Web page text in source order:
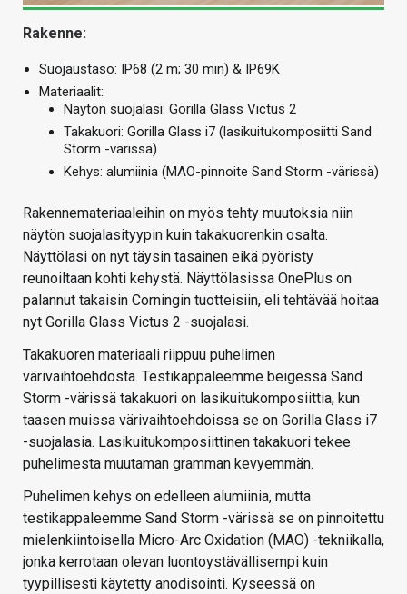
Rakenne:
Suojaustaso: IP68 (2 m; 30 min) & IP69K
Materiaalit:
Näytön suojalasi: Gorilla Glass Victus 2
Takakuori: Gorilla Glass i7 (lasikuitukomposiitti Sand
Storm -värissä)
Kehys: alumiinia (MAO-pinnoite Sand Storm -värissä)
Rakennemateriaaleihin on myös tehty muutoksia niin
näytön suojalasityypin kuin takakuorenkin osalta.
Näyttölasi on nyt täysin tasainen eikä pyöristy
reunoiltaan kohti kehystä. Näyttölasissa OnePlus on
palannut takaisin Corningin tuotteisiin, eli tehtävää hoitaa
nyt Gorilla Glass Victus 2 -suojalasi.
Takakuoren materiaali riippuu puhelimen
värivaihtoehdosta. Testikappaleemme beigessä Sand
Storm -värissä takakuori on lasikuitukomposiittia, kun
taasen muissa värivaihtoehdoissa se on Gorilla Glass i7
-suojalasia. Lasikuitukomposiittinen takakuori tekee
puhelimesta muutaman gramman kevyemmän.
Puhelimen kehys on edelleen alumiinia, mutta
testikappaleemme Sand Storm -värissä se on pinnoitettu
mielenkiintoisella Micro-Arc Oxidation (MAO) -tekniikalla,
jonka kerrotaan olevan luontoystävällisempi kuin
tyypillisesti käytetty anodisointi. Kyseessä on